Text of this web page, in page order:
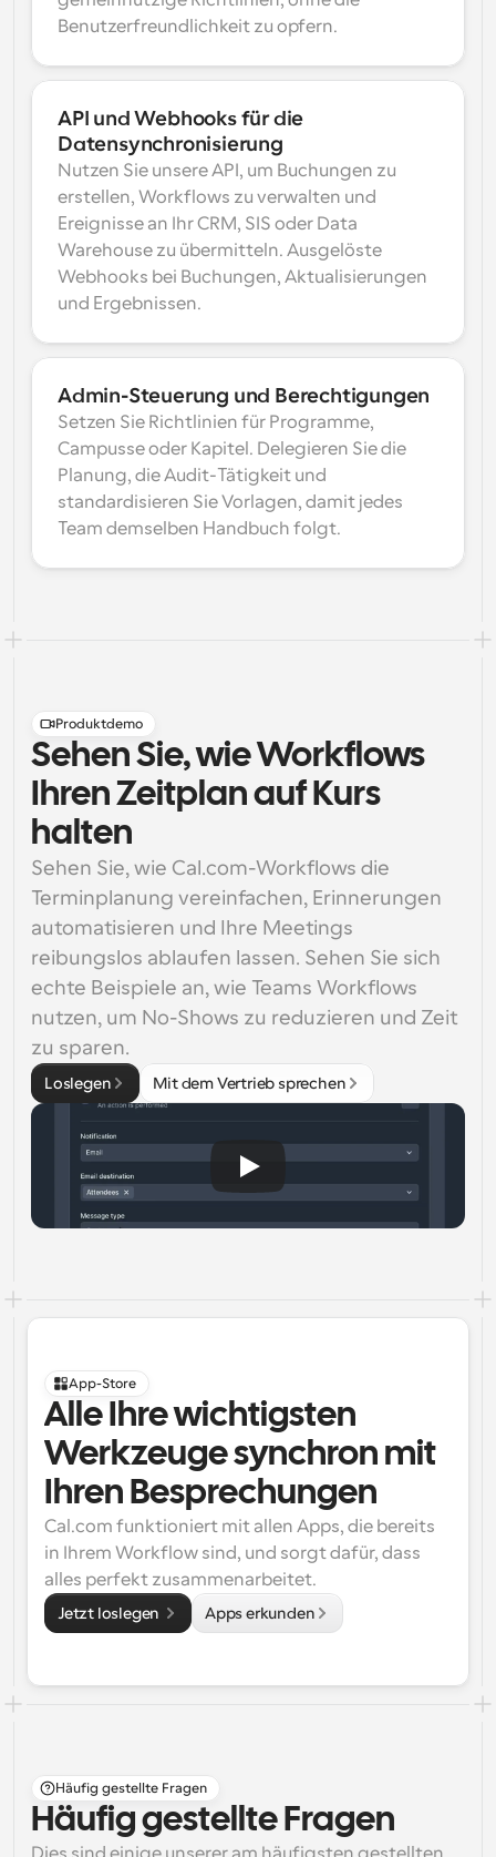
Benutzerfreundlichkeit zu opfern.
API und Webhooks für die
Datensynchronisierung
Nutzen Sie unsere API, um Buchungen zu
erstellen, Workflows zu verwalten und
Ereignisse an Ihr CRM, SIS oder Data
Warehouse zu übermitteln. Ausgelöste
Webhooks bei Buchungen, Aktualisierungen
und Ergebnissen.
Admin-Steuerung und Berechtigungen
Setzen Sie Richtlinien für Programme,
Campusse oder Kapitel. Delegieren Sie die
Planung, die Audit-Tätigkeit und
standardisieren Sie Vorlagen, damit jedes
Team demselben Handbuch folgt.
Produktdemo
Sehen Sie, wie Workflows
Ihren Zeitplan auf Kurs
halten
Sehen Sie, wie Cal.com-Workflows die
Terminplanung vereinfachen, Erinnerungen
automatisieren und Ihre Meetings
reibungslos ablaufen lassen. Sehen Sie sich
echte Beispiele an, wie Teams Workflows
nutzen, um No-Shows zu reduzieren und Zeit
zu sparen.
Loslegen Mit dem Vertrieb sprechen
App-Store
Alle Ihre wichtigsten
Werkzeuge synchron mit
Ihren Besprechungen
Cal.com funktioniert mit allen Apps, die bereits
in Ihrem Workflow sind, und sorgt dafür, dass
alles perfekt zusammenarbeitet.
Jetzt loslegen Apps erkunden
Häufig gestellte Fragen
Häufig gestellte Fragen